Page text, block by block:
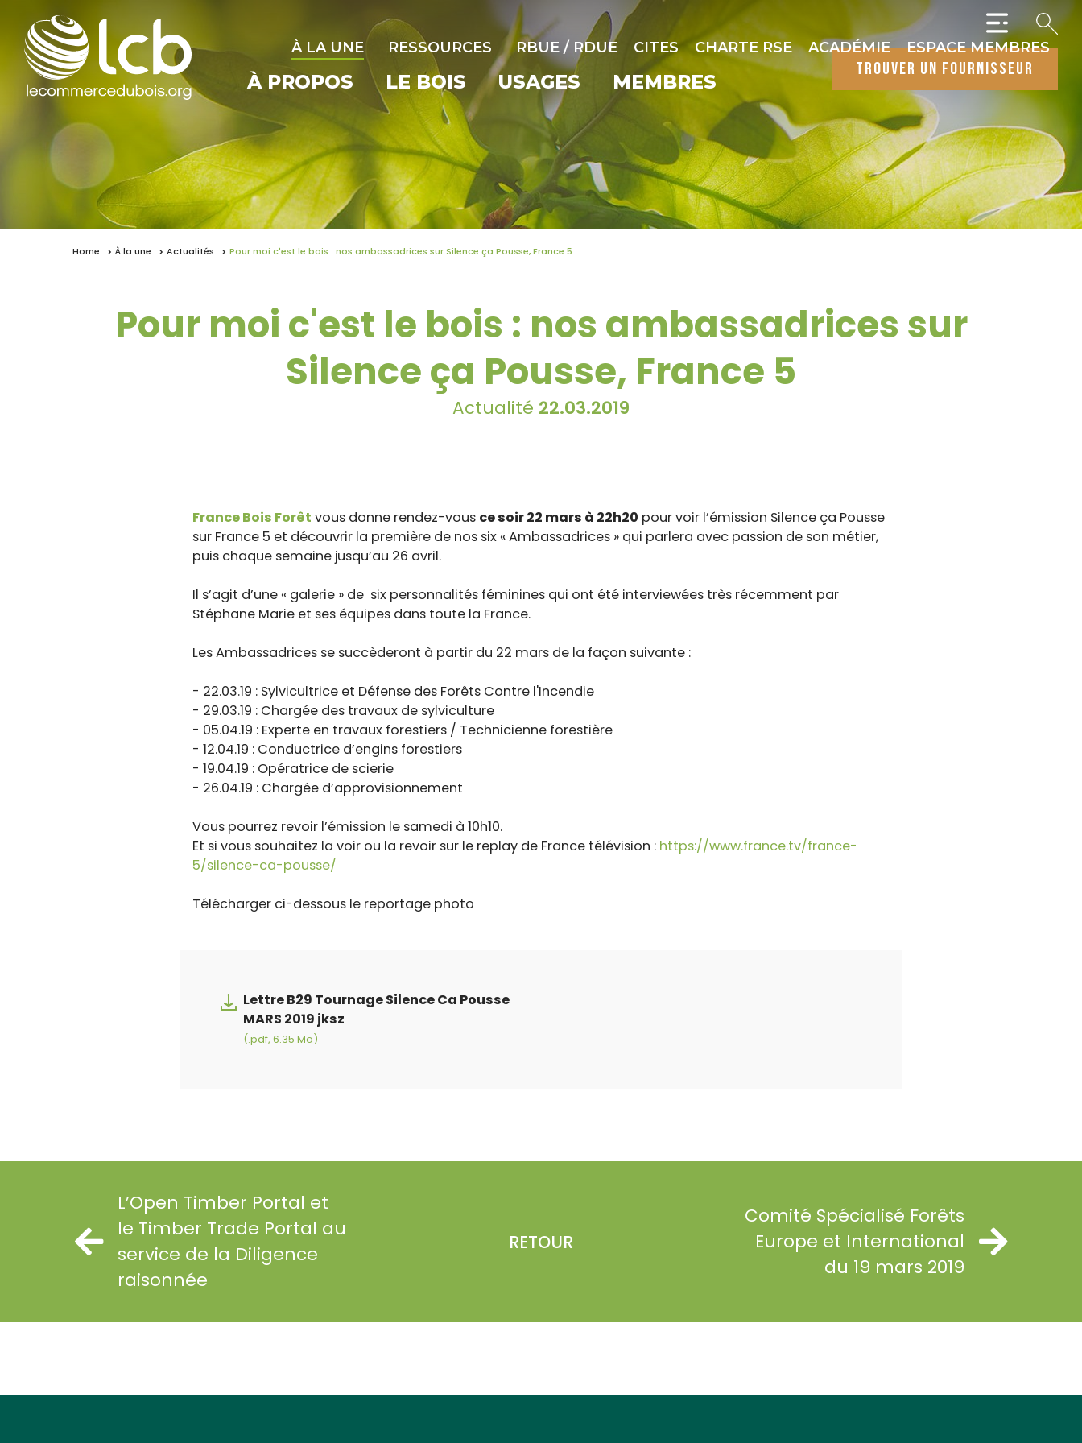
À LA UNE RESSOURCES RBUE / RDUE CITES CHARTE RSE ACADÉMIE ESPACE MEMBRES
À PROPOS LE BOIS USAGES MEMBRES
trouver un fournisseur
Home À la une Actualités Pour moi c'est le bois : nos ambassadrices sur Silence ça Pousse, France 5
Pour moi c'est le bois : nos ambassadrices sur
Silence ça Pousse, France 5
Actualité 22.03.2019
France Bois Forêt vous donne rendez-vous ce soir 22 mars à 22h20 pour voir l’émission Silence ça Pousse
sur France 5 et découvrir la première de nos six « Ambassadrices » qui parlera avec passion de son métier,
puis chaque semaine jusqu’au 26 avril.
Il s’agit d’une « galerie » de six personnalités féminines qui ont été interviewées très récemment par
Stéphane Marie et ses équipes dans toute la France.
Les Ambassadrices se succèderont à partir du 22 mars de la façon suivante :
- 22.03.19 : Sylvicultrice et Défense des Forêts Contre l'Incendie
- 29.03.19 : Chargée des travaux de sylviculture
- 05.04.19 : Experte en travaux forestiers / Technicienne forestière
- 12.04.19 : Conductrice d’engins forestiers
- 19.04.19 : Opératrice de scierie
- 26.04.19 : Chargée d’approvisionnement
Vous pourrez revoir l’émission le samedi à 10h10.
Et si vous souhaitez la voir ou la revoir sur le replay de France télévision : https://www.france.tv/france-
5/silence-ca-pousse/
Télécharger ci-dessous le reportage photo
Lettre B29 Tournage Silence Ca Pousse
MARS 2019 jksz
(.pdf, 6.35 Mo)
L’Open Timber Portal et
le Timber Trade Portal au
service de la Diligence
raisonnée
RETOUR
Comité Spécialisé Forêts
Europe et International
du 19 mars 2019